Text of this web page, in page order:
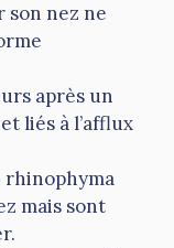
nez ne
après un
liés à l’afflux
rhinophyma
mais sont